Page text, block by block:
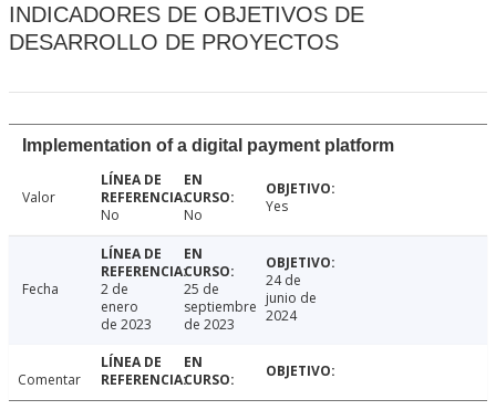
INDICADORES DE OBJETIVOS DE
DESARROLLO DE PROYECTOS
Implementation of a digital payment platform
Valor
No
No Yes
Fecha
2 de
enero
de 2023
25 de
septiembre
de 2023
24 de
junio de
2024
Comentar